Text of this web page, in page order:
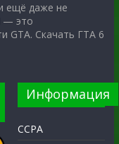
ещё даже не
— это
GTA. Скачать ГТА 6
Информация
CCPA